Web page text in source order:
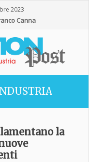
2023
Canna
la